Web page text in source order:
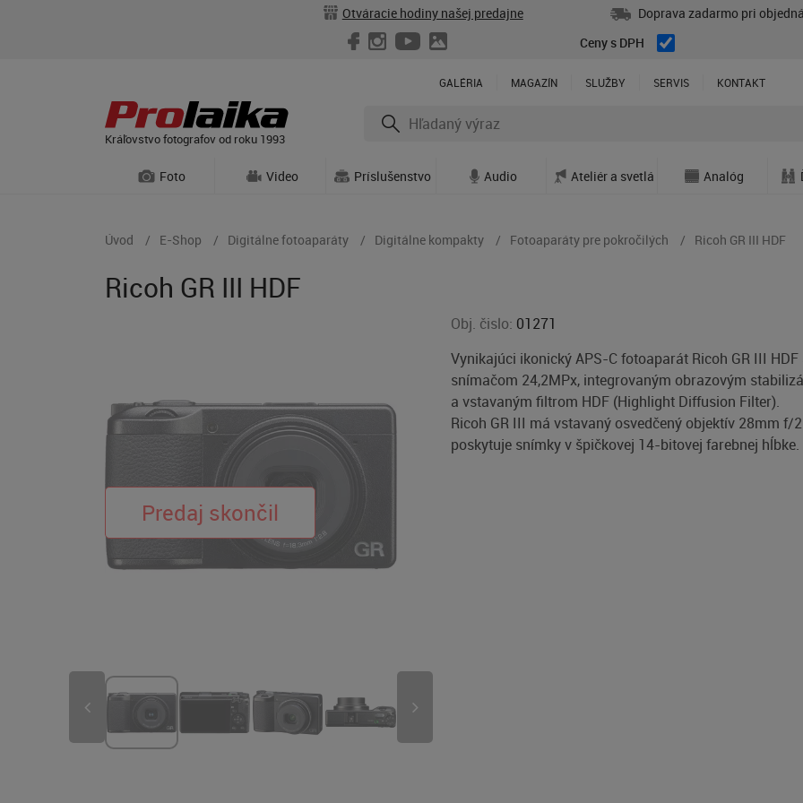
Otváracie hodiny našej predajne
Doprava zadarmo pri
Ceny s DPH
GALÉRIA MAGAZÍN SLUŽBY SERVIS KONTAKT
Kráľovstvo fotografov od roku 1993
Foto Video Príslušenstvo Audio Ateliér a svetlá Analóg
Úvod E-Shop Digitálne fotoaparáty Digitálne kompakty Fotoaparáty pre pokročilých Ricoh GR III HDF
Ricoh GR III HDF
Obj. čislo: 01271
Vynikajúci ikonický APS-C fotoaparát Ricoh GR III HDF
snímačom 24,2MPx, integrovaným obrazovým
a vstavaným filtrom HDF (Highlight Diffusion Filter).
Ricoh GR III má vstavaný osvedčený objektív 28mm f/
poskytuje snímky v špičkovej 14-bitovej farebnej hĺbke.